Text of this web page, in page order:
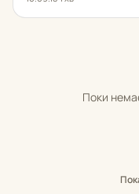
Поки